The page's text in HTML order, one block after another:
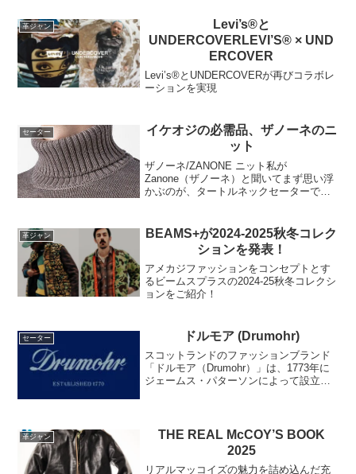
革ジャン
Levi’s®と
UNDERCOVERLEVI’S® × UND
ERCOVER
Levi’s®とUNDERCOVERが再びコラボレ
ーションを実現
セーター
イケオジの必需品、ザノーネのニ
ット
ザノーネ/ZANONE ニット私が
Zanone（ザノーネ）と聞いてまず思い浮
かぶのが、タートルネックセーターで
ール ニット【SLIM FIT】。適度なボリュ
ー...
革ジャン
BEAMS+が2024-2025秋冬コレク
ションを発表！
アメカジファッションをコンセプトとす
るビームスプラスの2024-25秋冬コレクシ
ョンをご紹介！
セーター ドルモア (Drumohr)
スコットランドのファッションブランド
「ドルモア（Drumohr）」は、1773年に
ジェームス・パターソンによって設立さ
け継がれ、18...
革ジャン
THE REAL McCOY’S BOOK
2025
リアルマッコイズの魅力を詰め込んだ充